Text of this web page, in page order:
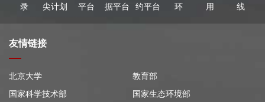
录
尖计划
平台
据平台
约平台
环
用
线
友情链接
北京大学
教育部
国家科学技术部
国家生态环境部